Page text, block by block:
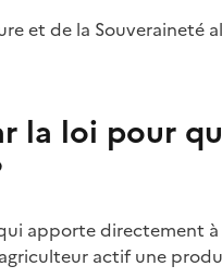
et de la Souveraineté
la loi pour
apporte directement à
actif une